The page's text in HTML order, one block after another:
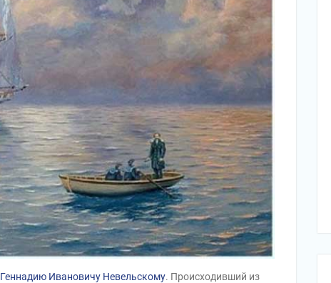
Геннадию Ивановичу Невельскому. Происходивший из